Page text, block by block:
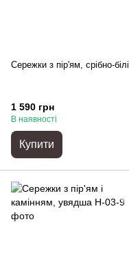
Сережки з пір'ям, срібно-білі
1 590 грн
В наявності
Купити